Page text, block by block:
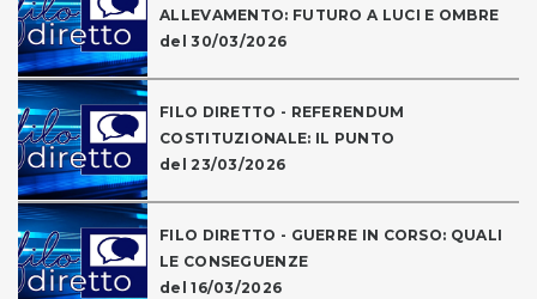
ALLEVAMENTO: FUTURO A LUCI E OMBRE
del 30/03/2026
FILO DIRETTO - REFERENDUM
COSTITUZIONALE: IL PUNTO
del 23/03/2026
FILO DIRETTO - GUERRE IN CORSO: QUALI
LE CONSEGUENZE
del 16/03/2026